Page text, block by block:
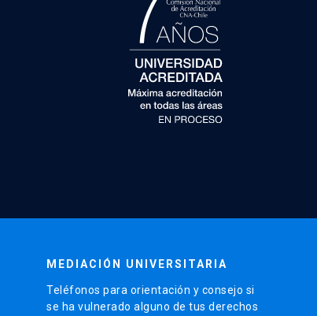
MEDIACIÓN UNIVERSITARIA
Teléfonos para orientación y consejo si
se ha vulnerado alguno de tus derechos